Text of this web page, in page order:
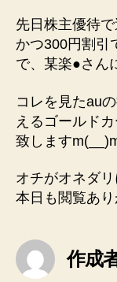
先日株主優待
かつ300円割引
で、某楽●さん
コレを見たau
えるゴールド
致します
オチがオネダ
本日も閲覧あり
作成